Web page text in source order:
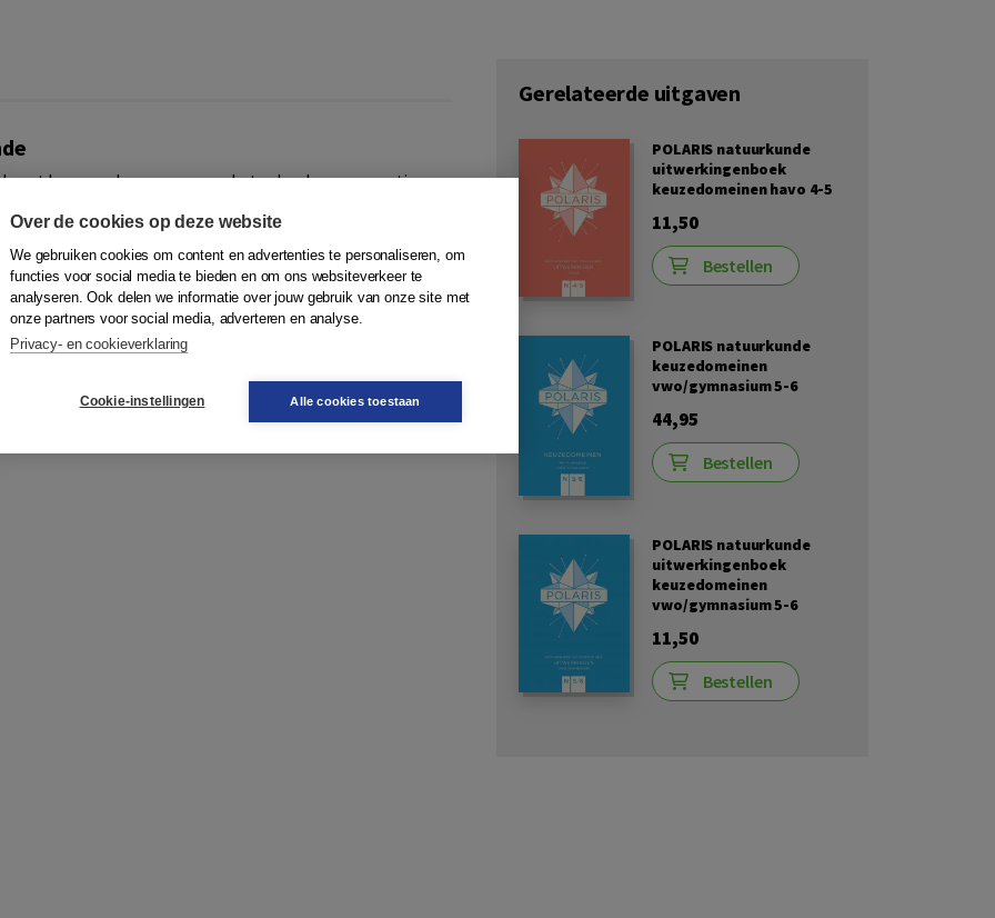
keuzeonderwerpen voor het schoolexamen: optica,
lichaam. Met POLARIS natuurkunde
bij elkaar in een handzaam boek.
de kern van het vak en stelt de concepten centraal.
gecertificeerd. Deze aanpak maakt het doel én nut
en docent. Bovendien kun je hiermee eenvoudig
het boek en de aanvullende licentie of met de volledig
Gerelateerde uitgaven
POLARIS natuurkunde
uitwerkingenboek
keuzedomeinen havo 4-5
11,50
Bestellen
POLARIS natuurkunde
keuzedomeinen
vwo/gymnasium 5-6
44,95
Bestellen
POLARIS natuurkunde
uitwerkingenboek
keuzedomeinen
vwo/gymnasium 5-6
11,50
Bestellen
Over de cookies op deze website
We gebruiken cookies om content en advertenties te personaliseren, om
functies voor social media te bieden en om ons websiteverkeer te
analyseren. Ook delen we informatie over jouw gebruik van onze site met
onze partners voor social media, adverteren en analyse.
Privacy- en cookieverklaring
Cookie-instellingen Alle cookies toestaan